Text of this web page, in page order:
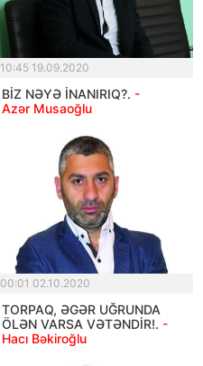
10:45 19.09.2020
BİZ NƏYƏ İNANIRIQ?. -
Azər Musaoğlu
00:01 02.10.2020
TORPAQ, ƏGƏR UĞRUNDA
ÖLƏN VARSA VƏTƏNDİR!. -
Hacı Bəkiroğlu